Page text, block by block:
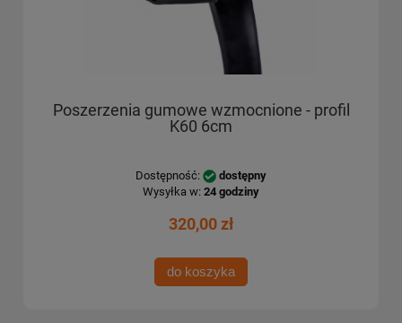
Poszerzenia gumowe wzmocnione - profil
K60 6cm
Dostępność:
dostępny
Wysyłka w: 24 godziny
320,00 zł
do koszyka